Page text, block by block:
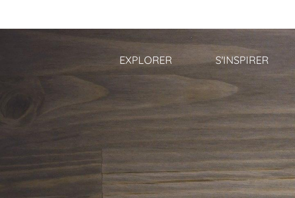
EXPLORER S'INSPIRER